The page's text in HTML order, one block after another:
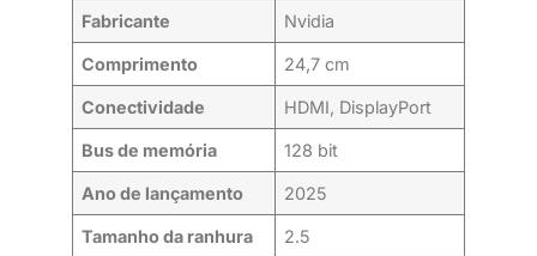
Fabricante Nvidia
Comprimento 24,7 cm
Conectividade HDMI, DisplayPort
Bus de memória 128 bit
Ano de lançamento 2025
Tamanho da ranhura 2.5